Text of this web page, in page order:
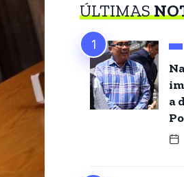
ÚLTIMAS
a